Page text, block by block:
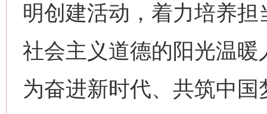
明创建活动，着力培养
社会主义道德的阳光温
为奋进新时代、共筑中